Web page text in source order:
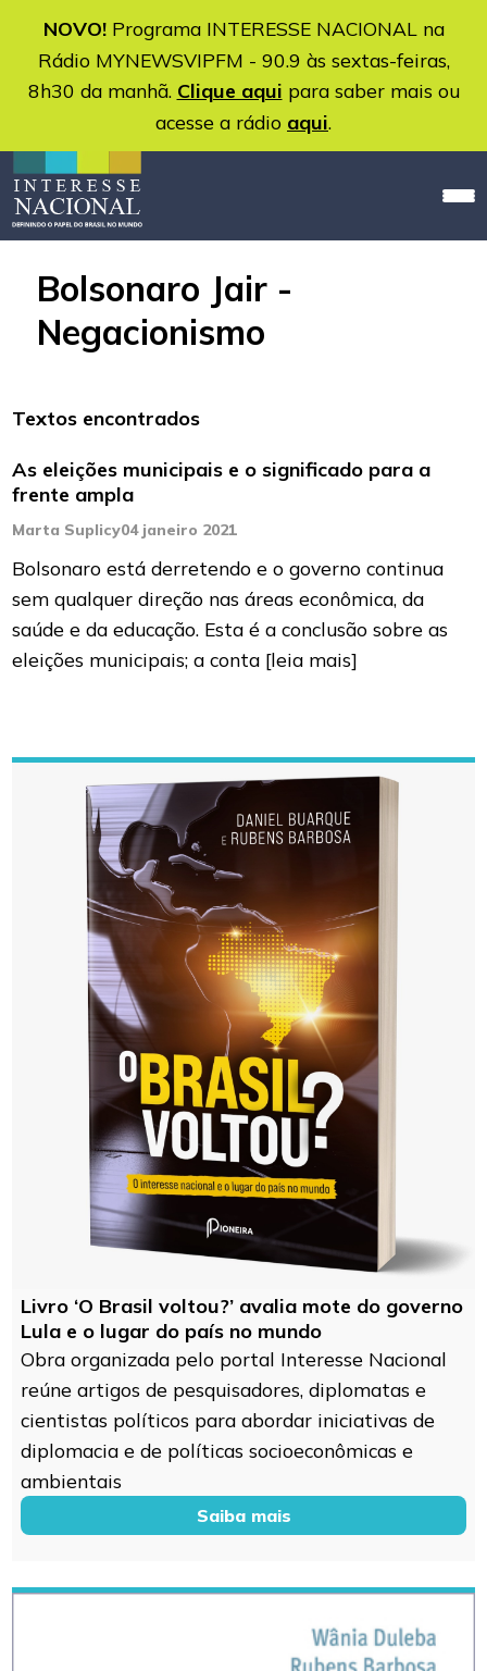
NOVO!Programa INTERESSE NACIONAL na
Rádio MYNEWSVIPFM - 90.9 às sextas-feiras,
8h30 da manhã. Clique aqui para saber mais ou
acesse a rádio aqui.
Bolsonaro Jair -
Negacionismo
Textos encontrados
As eleições municipais e o significado para a
frente ampla
Marta Suplicy04 janeiro 2021
Bolsonaro está derretendo e o governo continua
sem qualquer direção nas áreas econômica, da
saúde e da educação. Esta é a conclusão sobre as
eleições municipais; a conta [leia mais]
Livro ‘O Brasil voltou?’ avalia mote do governo
Lula e o lugar do país no mundo
Obra organizada pelo portal Interesse Nacional
reúne artigos de pesquisadores, diplomatas e
cientistas políticos para abordar iniciativas de
diplomacia e de políticas socioeconômicas e
ambientais
Saiba mais